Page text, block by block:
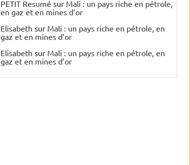
PETIT Resumé sur Mali : un pays riche en pétrole,
en gaz et en mines d’or
Elisabeth sur Mali : un pays riche en pétrole, en
gaz et en mines d’or
Elisabeth sur Mali : un pays riche en pétrole, en
gaz et en mines d’or